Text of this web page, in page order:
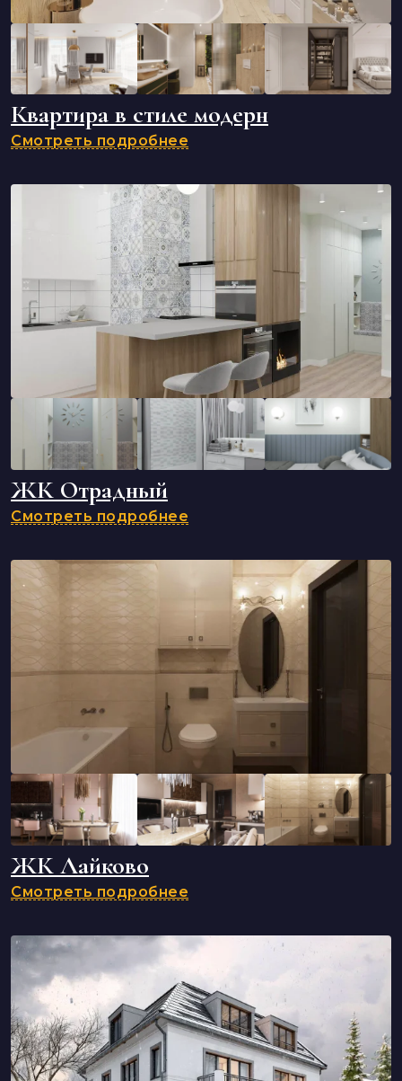
Квартира в стиле модерн
Смотреть подробнее
ЖК Отрадный
Смотреть подробнее
ЖК Лайково
Смотреть подробнее